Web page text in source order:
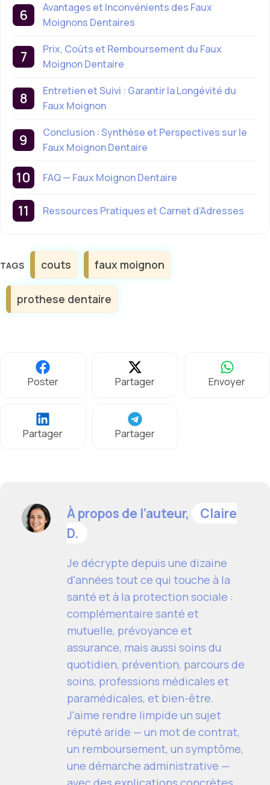
Avantages et Inconvénients des Faux
Moignons Dentaires
Prix, Coûts et Remboursement du Faux
Moignon Dentaire
Entretien et Suivi : Garantir la Longévité du
Faux Moignon
Conclusion : Synthèse et Perspectives sur le
Faux Moignon Dentaire
FAQ — Faux Moignon Dentaire
Ressources Pratiques et Carnet d’Adresses
Étiquettes
couts faux moignon
prothese dentaire
Poster Partager Envoyer
Partager Partager
À propos de l’auteur,
Claire
D.
Je décrypte depuis une dizaine
d'années tout ce qui touche à la
santé et à la protection sociale :
complémentaire santé et
mutuelle, prévoyance et
assurance, mais aussi soins du
quotidien, prévention, parcours de
soins, professions médicales et
paramédicales, et bien-être.
J'aime rendre limpide un sujet
réputé aride — un mot de contrat,
un remboursement, un symptôme,
une démarche administrative —